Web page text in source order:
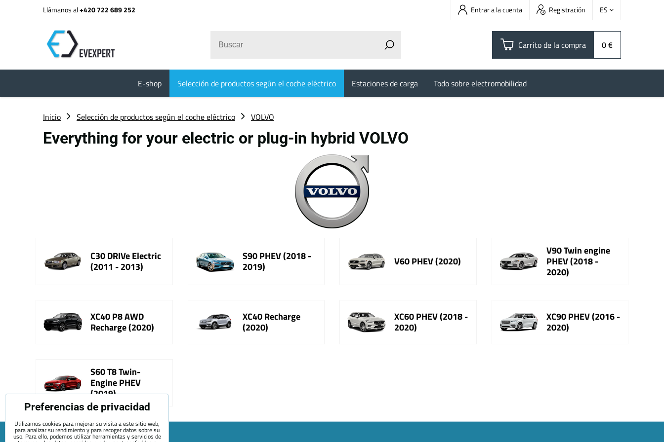
Llámanos al+420 722 689 252 Entrar a la cuenta Registración ES
Carrito de la compra 0 €
E-shop Selección de productos según el coche eléctrico Estaciones de carga Todo sobre electromobilidad
Inicio Selección de productos según el coche eléctrico VOLVO
Everything for your electric or plug-in hybrid VOLVO
C30 DRIVe Electric
(2011 - 2013)
S90 PHEV (2018 -
2019)
V60 PHEV (2020)
V90 Twin engine
PHEV (2018 -
2020)
XC40 P8 AWD
Recharge (2020)
XC40 Recharge
(2020)
XC60 PHEV (2018 -
2020)
XC90 PHEV (2016 -
2020)
S60 T8 Twin-
Engine PHEV
(2019)
Preferencias de privacidad
Utilizamos cookies para mejorar su visita a este sitio web,
para analizar su rendimiento y para recoger datos sobre su
uso. Para ello, podemos utilizar herramientas y servicios de